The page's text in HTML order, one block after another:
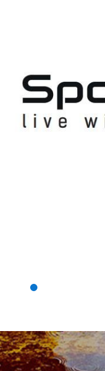
5KM
RUN
в